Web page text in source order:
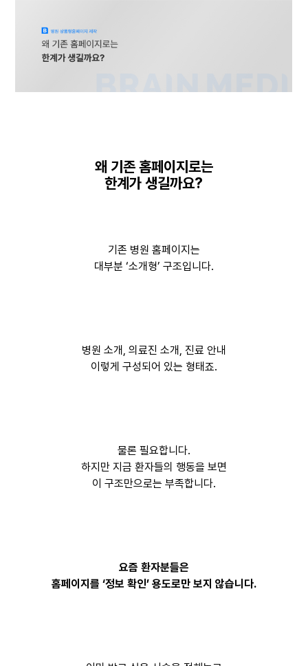
왜 기존 홈페이지로는
한계가 생길까요?
기존 병원 홈페이지는
대부분 ‘소개형’ 구조입니다.
병원 소개, 의료진 소개, 진료 안내
이렇게 구성되어 있는 형태죠.
물론 필요합니다.
하지만 지금 환자들의 행동을 보면
이 구조만으로는 부족합니다.
요즘 환자분들은
홈페이지를 ‘정보 확인’ 용도로만 보지 않습니다.